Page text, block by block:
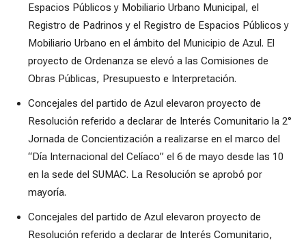
Espacios Públicos y Mobiliario Urbano Municipal, el
Registro de Padrinos y el Registro de Espacios Públicos y
Mobiliario Urbano en el ámbito del Municipio de Azul. El
proyecto de Ordenanza se elevó a las Comisiones de
Obras Públicas, Presupuesto e Interpretación.
Concejales del partido de Azul elevaron proyecto de
Resolución referido a declarar de Interés Comunitario la 2°
Jornada de Concientización a realizarse en el marco del
“Día Internacional del Celíaco” el 6 de mayo desde las 10
en la sede del SUMAC. La Resolución se aprobó por
mayoría.
Concejales del partido de Azul elevaron proyecto de
Resolución referido a declarar de Interés Comunitario,